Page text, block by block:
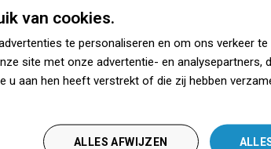
Zwart
Metaal
Op deuvels
van cookies.
te personaliseren en om ons verkeer te
site met onze advertentie- en analysepartners,
u aan hen heeft verstrekt of die zij hebben
ALLES AFWIJZEN